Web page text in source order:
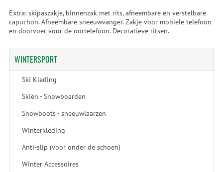
Extra: skipaszakje, binnenzak met rits, afneembare en verstelbare
capuchon. Afneembare sneeuwvanger. Zakje voor mobiele telefoon
en doorvoer voor de oortelefoon. Decoratieve ritsen.
WINTERSPORT
Ski Kleding
Skiën - Snowboarden
Snowboots - sneeuwlaarzen
Winterkleding
Anti-slip (voor onder de schoen)
Winter Accessoires